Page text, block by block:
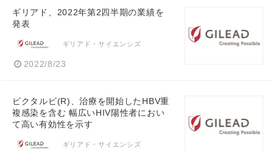
ギリアド、2022年第2四半期の業績を
発表
ギリアド・サイエンシズ
2022/8/23
ビクタルビ(R)、治療を開始したHBV重
複感染を含む 幅広いHIV陽性者におい
て高い有効性を示す
ギリアド・サイエンシズ